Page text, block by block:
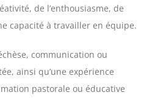
de l’enthousiasme, de
capacité à travailler en équipe.
communication ou
ainsi qu’une expérience
pastorale ou éducative